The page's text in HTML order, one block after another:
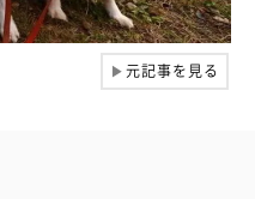
▶元記事を見る